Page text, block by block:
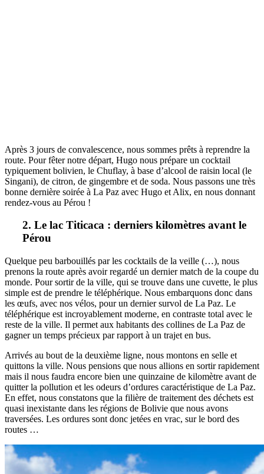
Après 3 jours de convalescence, nous sommes prêts à reprendre la
route. Pour fêter notre départ, Hugo nous prépare un cocktail
typiquement bolivien, le Chuflay, à base d’alcool de raisin local (le
Singani), de citron, de gingembre et de soda. Nous passons une très
bonne dernière soirée à La Paz avec Hugo et Alix, en nous donnant
rendez-vous au Pérou !
2. Le lac Titicaca : derniers kilomètres avant le
Pérou
Quelque peu barbouillés par les cocktails de la veille (…), nous
prenons la route après avoir regardé un dernier match de la coupe du
monde. Pour sortir de la ville, qui se trouve dans une cuvette, le plus
simple est de prendre le téléphérique. Nous embarquons donc dans
les œufs, avec nos vélos, pour un dernier survol de La Paz. Le
téléphérique est incroyablement moderne, en contraste total avec le
reste de la ville. Il permet aux habitants des collines de La Paz de
gagner un temps précieux par rapport à un trajet en bus.
Arrivés au bout de la deuxième ligne, nous montons en selle et
quittons la ville. Nous pensions que nous allions en sortir rapidement
mais il nous faudra encore bien une quinzaine de kilomètre avant de
quitter la pollution et les odeurs d’ordures caractéristique de La Paz.
En effet, nous constatons que la filière de traitement des déchets est
quasi inexistante dans les régions de Bolivie que nous avons
traversées. Les ordures sont donc jetées en vrac, sur le bord des
routes …